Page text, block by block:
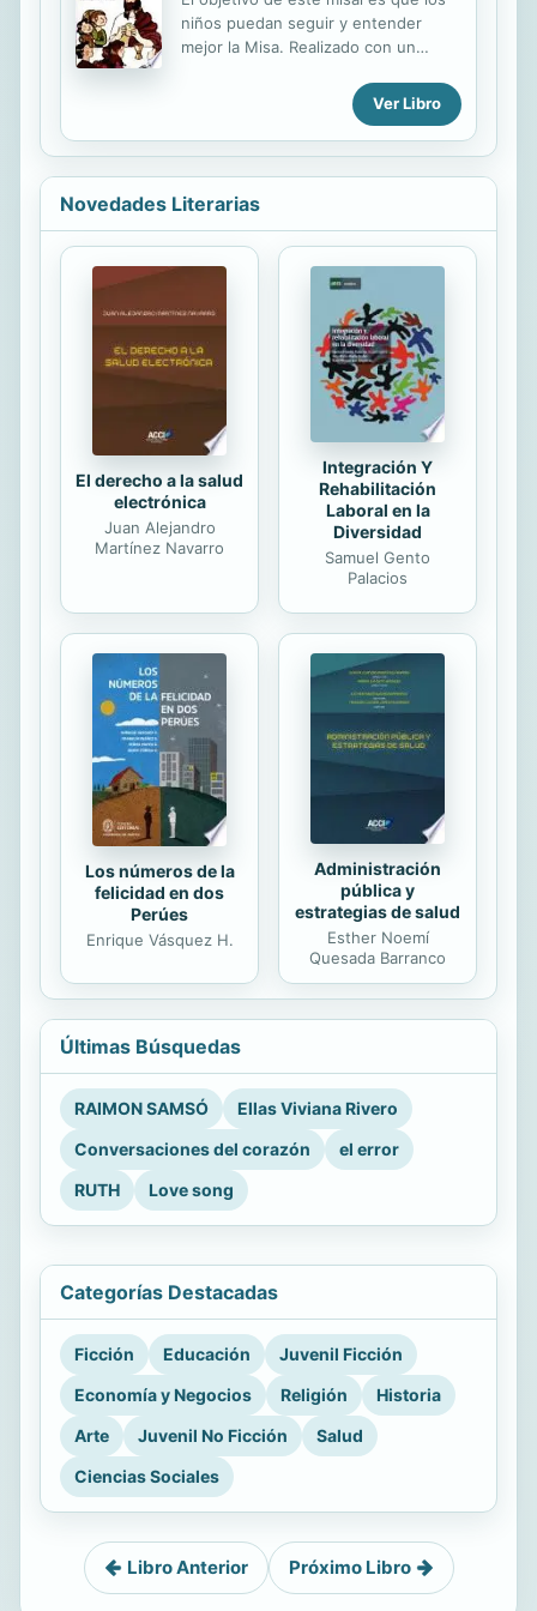
of this title and a lesson plan.
niños puedan seguir y entender
mejor la Misa. Realizado con un
explicaciones apropiadas. Ver Libro
Novedades Literarias
El derecho a la salud
electrónica
Juan Alejandro
Martínez Navarro
Integración Y
Rehabilitación
Laboral en la
Diversidad
Samuel Gento
Palacios
Los números de la
felicidad en dos
Perúes
Enrique Vásquez H.
Administración
pública y
estrategias de salud
Esther Noemí
Quesada Barranco
Últimas Búsquedas
RAIMON SAMSÓ
Ellas Viviana Rivero
Conversaciones del corazón
el error
RUTH
Love song
Categorías Destacadas
Ficción Educación
Juvenil Ficción
Economía y Negocios
Religión
Historia
Arte
Juvenil No Ficción
Salud
Ciencias Sociales
Libro Anterior Próximo Libro